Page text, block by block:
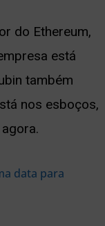
do Ethereum,
está
também
nos esboços,
data para